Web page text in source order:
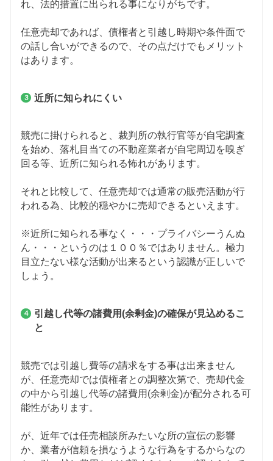
れ、法的措置に出られる事になりがちです。
任意売却であれば、債権者と引越し時期や条件面で
の話し合いができるので、その点だけでもメリット
はあります。
近所に知られにくい
競売に掛けられると、裁判所の執行官等が自宅調査
を始め、落札目当ての不動産業者が自宅周辺を嗅ぎ
回る等、近所に知られる怖れがあります。
それと比較して、任意売却では通常の販売活動が行
われる為、比較的穏やかに売却できるといえます。
※近所に知られる事なく・・・プライバシーうんぬ
ん・・・というのは１００％ではありません。極力
目立たない様な活動が出来るという認識が正しいで
しょう。
引越し代等の諸費用(余剰金)の確保が見込めるこ
と
競売では引越し費等の請求をする事は出来ません
が、任意売却では債権者との調整次第で、売却代金
の中から引越し代等の諸費用(余剰金)が配分される可
能性があります。
が、近年では任売相談所みたいな所の宣伝の影響
か、業者が信頼を損なうような行為をするからなの